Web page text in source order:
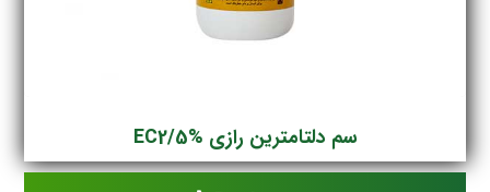
سم دلتامترین رازی EC2/5%